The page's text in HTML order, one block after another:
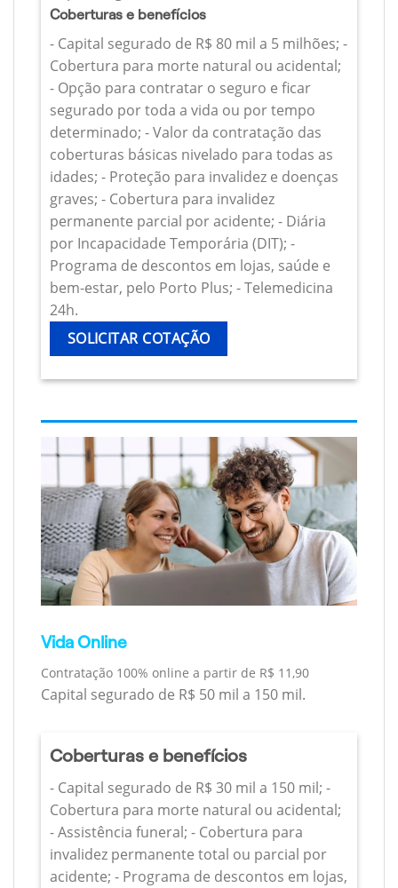
Coberturas e benefícios
- Capital segurado de R$ 80 mil a 5 milhões; -
Cobertura para morte natural ou acidental;
- Opção para contratar o seguro e ficar
segurado por toda a vida ou por tempo
determinado; - Valor da contratação das
coberturas básicas nivelado para todas as
idades; - Proteção para invalidez e doenças
graves; - Cobertura para invalidez
permanente parcial por acidente; - Diária
por Incapacidade Temporária (DIT); -
Programa de descontos em lojas, saúde e
bem-estar, pelo Porto Plus; - Telemedicina
24h.
SOLICITAR COTAÇÃO
Vida Online
Contratação 100% online a partir de R$ 11,90
Capital segurado de R$ 50 mil a 150 mil.
Coberturas e benefícios
- Capital segurado de R$ 30 mil a 150 mil; -
Cobertura para morte natural ou acidental;
- Assistência funeral; - Cobertura para
invalidez permanente total ou parcial por
acidente; - Programa de descontos em lojas,